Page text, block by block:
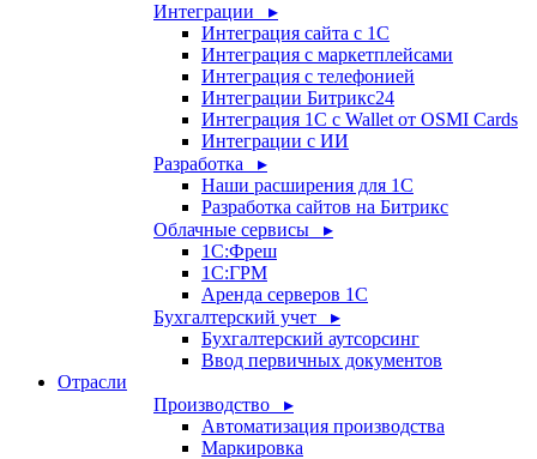
Интеграции ▸
Интеграция сайта с 1С
Интеграция с маркетплейсами
Интеграция с телефонией
Интеграции Битрикс24
Интеграция 1С с Wallet от OSMI Cards
Интеграции с ИИ
Разработка ▸
Наши расширения для 1С
Разработка сайтов на Битрикс
Облачные сервисы ▸
1С:Фреш
1С:ГРМ
Аренда серверов 1С
Бухгалтерский учет ▸
Бухгалтерский аутсорсинг
Ввод первичных документов
Отрасли
Производство ▸
Автоматизация производства
Маркировка